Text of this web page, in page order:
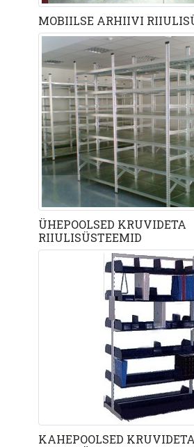
MOBIILSE ARHIIVI
ÜHEPOOLSED KRUVIDETA
RIIULISÜSTEEMID
KAHEPOOLSED KRUVIDETA